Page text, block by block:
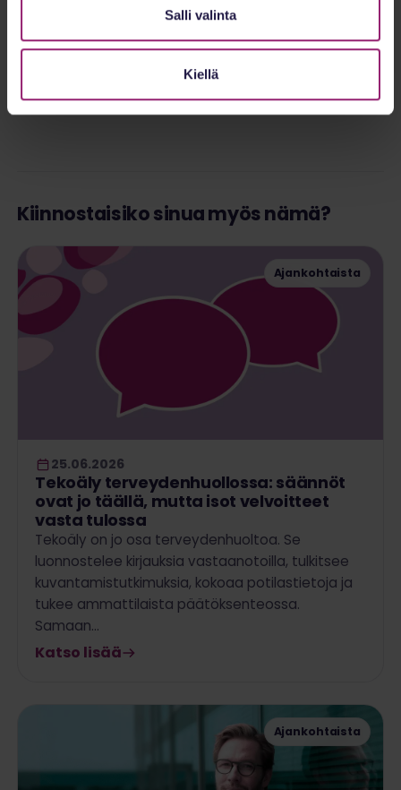
Salli valinta
Kiellä
Jaa tämä artikkeli
Instagram
Kiinnostaisiko sinua myös nämä?
Ajankohtaista
25.06.2026
Tekoäly terveydenhuollossa: säännöt
ovat jo täällä, mutta isot velvoitteet
vasta tulossa
Tekoäly on jo osa terveydenhuoltoa. Se
luonnostelee kirjauksia vastaanotoilla, tulkitsee
kuvantamistutkimuksia, kokoaa potilastietoja ja
tukee ammattilaista päätöksenteossa.
Samaan…
Katso lisää
Ajankohtaista